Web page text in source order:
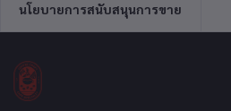
นโยบายการสนับสนุนการขาย